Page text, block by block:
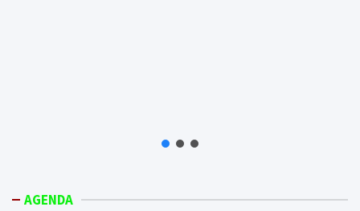
AGENDA